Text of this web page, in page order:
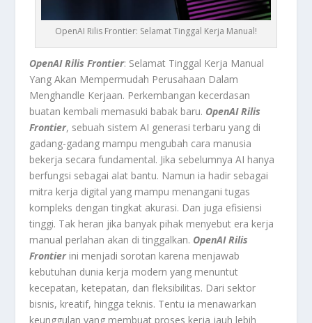
OpenAI Rilis Frontier: Selamat Tinggal Kerja Manual!
OpenAI Rilis Frontier: Selamat Tinggal Kerja Manual
Yang Akan Mempermudah Perusahaan Dalam
Menghandle Kerjaan. Perkembangan kecerdasan
buatan kembali memasuki babak baru. OpenAI Rilis
Frontier, sebuah sistem AI generasi terbaru yang di
gadang-gadang mampu mengubah cara manusia
bekerja secara fundamental. Jika sebelumnya AI hanya
berfungsi sebagai alat bantu. Namun ia hadir sebagai
mitra kerja digital yang mampu menangani tugas
kompleks dengan tingkat akurasi. Dan juga efisiensi
tinggi. Tak heran jika banyak pihak menyebut era kerja
manual perlahan akan di tinggalkan. OpenAI Rilis
Frontierini menjadi sorotan karena menjawab
kebutuhan dunia kerja modern yang menuntut
kecepatan, ketepatan, dan fleksibilitas. Dari sektor
bisnis, kreatif, hingga teknis. Tentu ia menawarkan
keunggulan yang membuat proses kerja jauh lebih